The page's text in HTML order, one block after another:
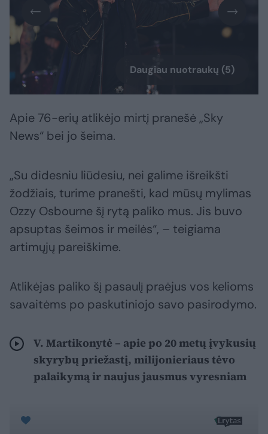
Daugiau nuotraukų (5)
Apie 76-erių atlikėjo mirtį pranešė „Sky
News“ bei jo šeima.
„Su didesniu liūdesiu, nei galime išreikšti
žodžiais, turime pranešti, kad mūsų mylimas
Ozzy Osbourne šį rytą paliko mus. Jis buvo
apsuptas šeimos ir meilės“, – teigiama
artimųjų pareiškime.
Atlikėjas paliko šį pasaulį praėjus vos kelioms
savaitėms po paskutiniojo savo pasirodymo.
V. Martikonytė – apie po 20 metų įvykusių
skyrybų priežastį, milijonieriaus tėvo
palaikymą ir naujus jausmus vyresniam